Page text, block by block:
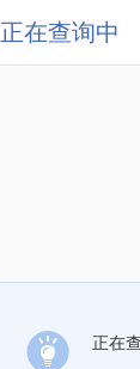
正在查询中
正在